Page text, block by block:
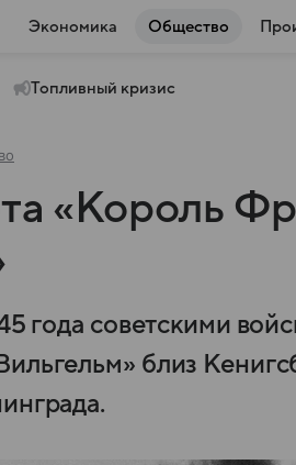
Экономика Общество
Топливный кризис
«Король
года советскими
близ